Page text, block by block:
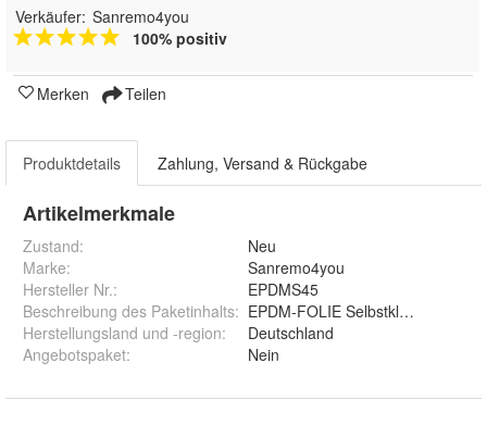
Verkäufer: Sanremo4you
100% positiv
Merken Teilen
Produktdetails Zahlung, Versand & Rückgabe
Artikelmerkmale
Zustand:
Neu
Marke:
Sanremo4you
Hersteller Nr.:
EPDMS45
Beschreibung des Paketinhalts: EPDM-FOLIE Selbstklebend
Herstellungsland und -region:
Deutschland
Angebotspaket: Nein